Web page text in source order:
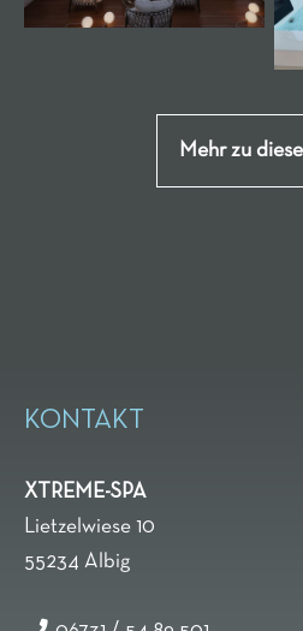
Mehr zu
KONTAKT
XTREME-SPA
Lietzelwiese 10
55234 Albig